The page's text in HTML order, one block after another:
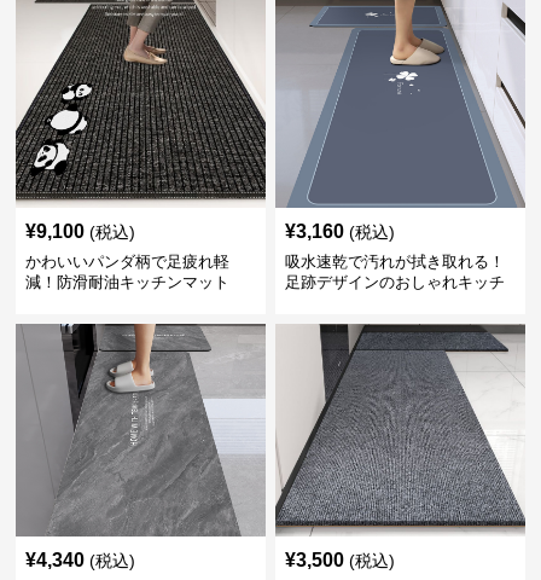
¥9,100 (税込)
かわいいパンダ柄で足疲れ軽
減！防滑耐油キッチンマット
¥3,160 (税込)
吸水速乾で汚れが拭き取れる！
足跡デザインのおしゃれキッチ
¥4,340 (税込) ¥3,500 (税込)